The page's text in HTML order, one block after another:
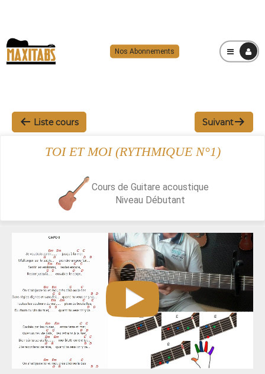
Nos Abonnements MENU
Liste cours Suivant
TOI ET MOI (RYTHMIQUE N°1)
Cours de Guitare acoustique
Niveau Débutant